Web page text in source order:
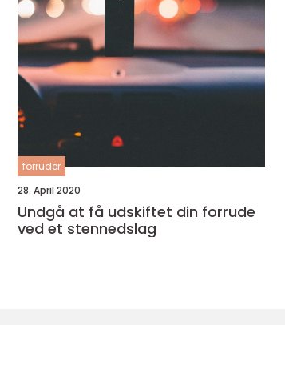
forruder
28. April 2020
Undgå at få udskiftet din forrude
ved et stennedslag